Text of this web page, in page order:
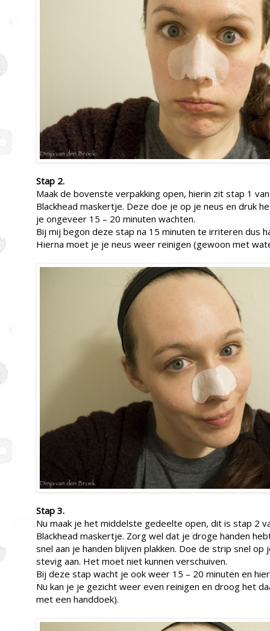
Stap 2.
Maak de bovenste verpakking open, hierin zit stap 1
Blackhead maskertje. Deze doe je op je neus en druk
je ongeveer 15 – 20 minuten wachten.
Bij mij begon deze stap na 15 minuten te irriteren dus
Hierna moet je je neus weer reinigen (gewoon met
Stap 3.
Nu maak je het middelste gedeelte open, dit is stap 2
Blackhead maskertje. Zorg wel dat je droge handen
snel aan je handen blijven plakken. Doe de strip snel op
stevig aan. Het moet niet kunnen verschuiven.
Bij deze stap wacht je ook weer 15 – 20 minuten en
Nu kan je je gezicht weer even reinigen en droog het
met een handdoek).